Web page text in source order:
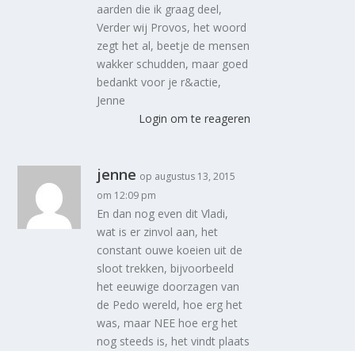
aarden die ik graag deel,
Verder wij Provos, het woord
zegt het al, beetje de mensen
wakker schudden, maar goed
bedankt voor je r&actie,
Jenne
Login om te reageren
jenne op augustus 13, 2015
om 12:09 pm
En dan nog even dit Vladi,
wat is er zinvol aan, het
constant ouwe koeien uit de
sloot trekken, bijvoorbeeld
het eeuwige doorzagen van
de Pedo wereld, hoe erg het
was, maar NEE hoe erg het
nog steeds is, het vindt plaats